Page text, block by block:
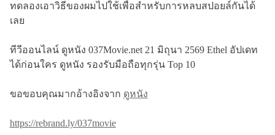
ทดลองเอาวิธีของผมไปใช้เพื่อสำหรับการหลบสปอยล์กันได้
เลย
ทีวีออนไลน์ ดูหนัง 037Movie.net 21 มิถุนา 2569 Ethel อัปเดท
ได้ก่อนใคร ดูหนัง รองรับมือถือทุกรุ่น Top 10
ขอขอบคุณมากอ้างอิงจาก ดูหนัง
https://rebrand.ly/037movie